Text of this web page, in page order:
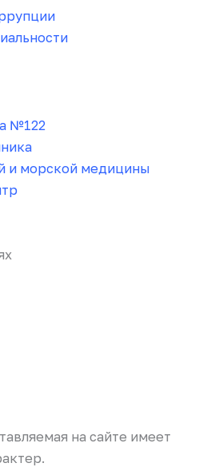
№122
и морской медицины
на сайте имеет